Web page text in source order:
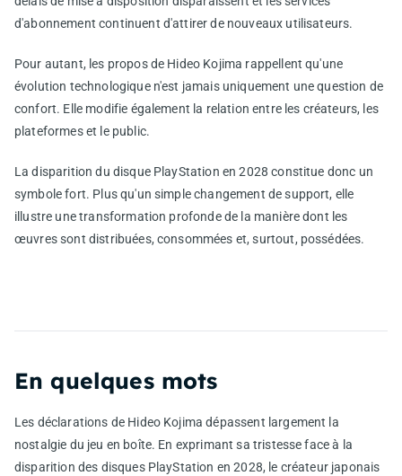
d'abonnement continuent d'attirer de nouveaux utilisateurs.
Pour autant, les propos de Hideo Kojima rappellent qu'une
évolution technologique n'est jamais uniquement une question de
confort. Elle modifie également la relation entre les créateurs, les
plateformes et le public.
La disparition du disque PlayStation en 2028 constitue donc un
symbole fort. Plus qu'un simple changement de support, elle
illustre une transformation profonde de la manière dont les
œuvres sont distribuées, consommées et, surtout, possédées.
En quelques mots
Les déclarations de Hideo Kojima dépassent largement la
nostalgie du jeu en boîte. En exprimant sa tristesse face à la
disparition des disques PlayStation en 2028, le créateur japonais